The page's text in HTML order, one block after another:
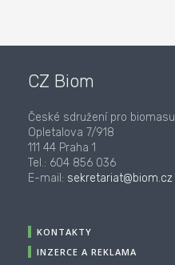
CZ Biom
České sdružení pro biomasu
Opletalova 7/918
111 44 Praha 1
Tel.: 604 856 036
E-mail: sekretariat@biom.cz
KONTAKTY
INZERCE A REKLAMA